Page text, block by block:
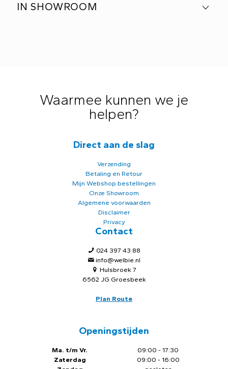
IN SHOWROOM
Waarmee kunnen we je
helpen?
Direct aan de slag
Verzending
Betaling en Retour
Mijn Webshop bestellingen
Onze Showroom
Algemene voorwaarden
Disclaimer
Privacy
Contact
024 397 43 88
info@welbie.nl
Hulsbroek 7
6562 JG Groesbeek
Plan Route
Openingstijden
Ma. t/m Vr.
Zaterdag
09:00 - 17:30
09:00 - 16:00